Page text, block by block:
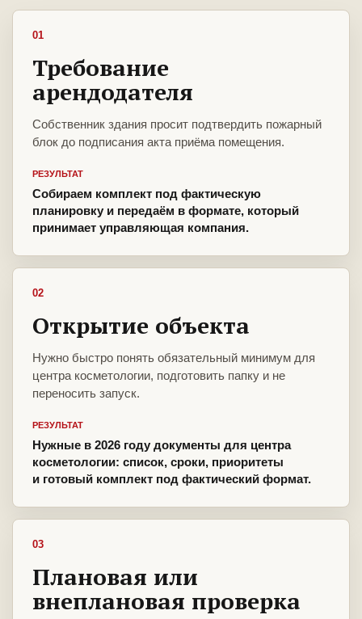
01
Требование
арендодателя
Собственник здания просит подтвердить пожарный
блок до подписания акта приёма помещения.
РЕЗУЛЬТАТ
Собираем комплект под фактическую
планировку и передаём в формате, который
принимает управляющая компания.
02
Открытие объекта
Нужно быстро понять обязательный минимум для
центра косметологии, подготовить папку и не
переносить запуск.
РЕЗУЛЬТАТ
Нужные в 2026 году документы для центра
косметологии: список, сроки, приоритеты
и готовый комплект под фактический формат.
03
Плановая или
внеплановая проверка